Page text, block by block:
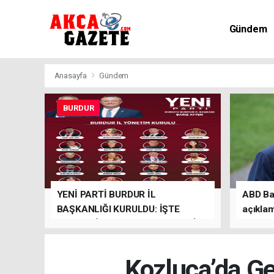
Gündem
Anasayfa Gündem
BURDUR
YENİ PARTİ BURDUR İL
BAŞKANLIĞI KURULDU: İŞTE
ABD